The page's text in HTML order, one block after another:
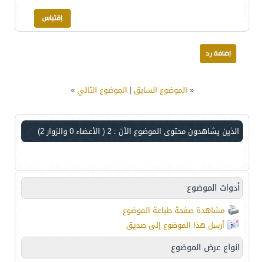
« الموضوع السابق| الموضوع التالي»
الذين يشاهدون محتوى الموضوع الآن : 2 ( الأعضاء 0 والزوار 2)
أدوات الموضوع
مشاهدة صفحة طباعة الموضوع
أرسل هذا الموضوع إلى صديق
انواع عرض الموضوع